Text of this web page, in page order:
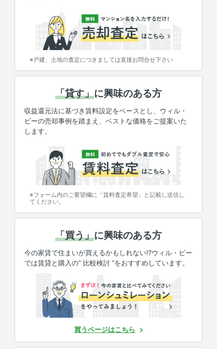
※戸建、土地の査定につきましては直接お問合せ下さい
「貸す」に興味のある方
収益還元法に基づき賃料設定をベースとし、ウィル・
ビーの売却事例を踏まえ、ベストな価格をご提案いた
します。
※フォーム内のご要望欄に「賃料査定希望」と記載し送信し
てください。
「買う」に興味のある方
今の家賃で住まいが買えるかもしれない!?ウィル・ビー
では賃貸と購入の“ 比較検討 ”をおすすめしています。
買うページはこちら